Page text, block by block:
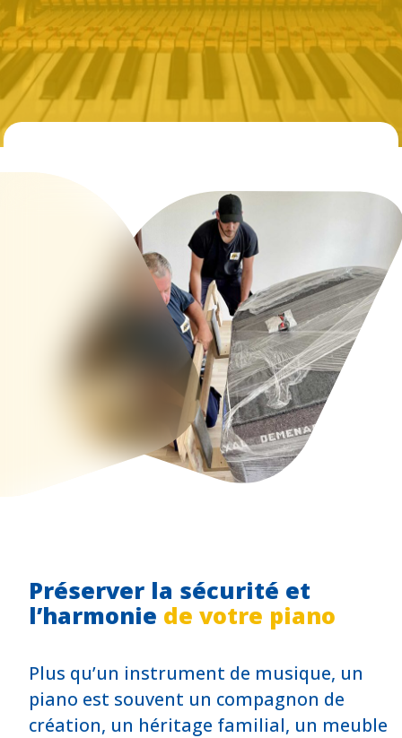
Préserver la sécurité et
l’harmonie de votre piano
Plus qu’un instrument de musique, un
piano est souvent un compagnon de
création, un héritage familial, un meuble